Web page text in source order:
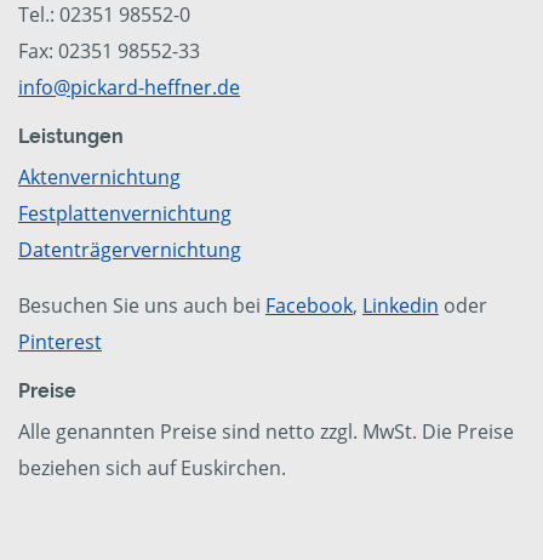
Tel.: 02351 98552-0
Fax: 02351 98552-33
info@pickard-heffner.de
Leistungen
Aktenvernichtung
Festplattenvernichtung
Datenträgervernichtung
Besuchen Sie uns auch bei Facebook, Linkedin oder
Pinterest
Preise
Alle genannten Preise sind netto zzgl. MwSt. Die Preise
beziehen sich auf Euskirchen.